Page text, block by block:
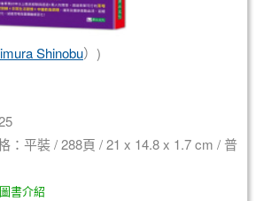
Shinobu）)
平裝 / 288頁 / 21 x 14.8 x 1.7 cm / 普
書介紹